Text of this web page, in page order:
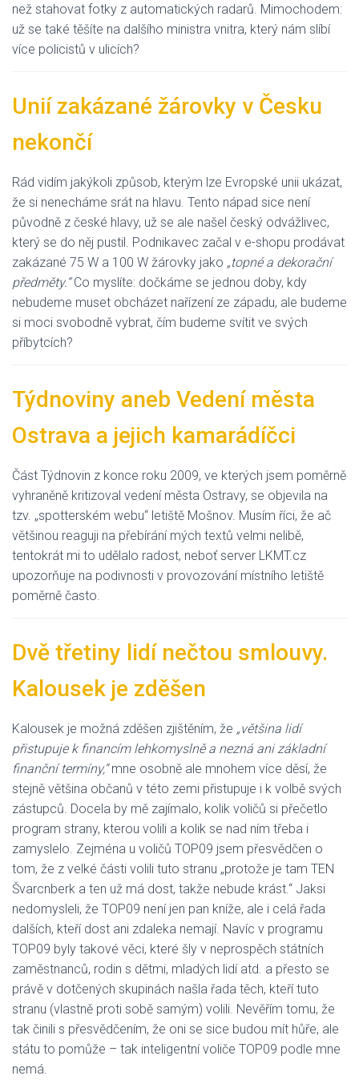
než stahovat fotky z automatických radarů. Mimochodem:
už se také těšíte na dalšího ministra vnitra, který nám slíbí
více policistů v ulicích?
Unií zakázané žárovky v Česku
nekončí
Rád vidím jakýkoli způsob, kterým lze Evropské unii ukázat,
že si nenecháme srát na hlavu. Tento nápad sice není
původně z české hlavy, už se ale našel český odvážlivec,
který se do něj pustil. Podnikavec začal v e-shopu prodávat
zakázané 75 W a 100 W žárovky jako „topné a dekorační
předměty.“Co myslíte: dočkáme se jednou doby, kdy
nebudeme muset obcházet nařízení ze západu, ale budeme
si moci svobodně vybrat, čím budeme svítit ve svých
příbytcích?
Týdnoviny aneb Vedení města
Ostrava a jejich kamarádíčci
Část Týdnovin z konce roku 2009, ve kterých jsem poměrně
vyhraněně kritizoval vedení města Ostravy, se objevila na
tzv. „spotterském webu“ letiště Mošnov. Musím říci, že ač
většinou reaguji na přebírání mých textů velmi nelibě,
tentokrát mi to udělalo radost, neboť server LKMT.cz
upozorňuje na podivnosti v provozování místního letiště
poměrně často.
Dvě třetiny lidí nečtou smlouvy.
Kalousek je zděšen
Kalousek je možná zděšen zjištěním, že „většina lidí
přistupuje k financím lehkomyslně a nezná ani základní
finanční termíny,“mne osobně ale mnohem více děsí, že
stejně většina občanů v této zemi přistupuje i k volbě svých
zástupců. Docela by mě zajímalo, kolik voličů si přečetlo
program strany, kterou volili a kolik se nad ním třeba i
zamyslelo. Zejména u voličů TOP09 jsem přesvědčen o
tom, že z velké části volili tuto stranu „protože je tam TEN
Švarcnberk a ten už má dost, takže nebude krást.“ Jaksi
nedomysleli, že TOP09 není jen pan kníže, ale i celá řada
dalších, kteří dost ani zdaleka nemají. Navíc v programu
TOP09 byly takové věci, které šly v neprospěch státních
zaměstnanců, rodin s dětmi, mladých lidí atd. a přesto se
právě v dotčených skupinách našla řada těch, kteří tuto
stranu (vlastně proti sobě samým) volili. Nevěřím tomu, že
tak činili s přesvědčením, že oni se sice budou mít hůře, ale
státu to pomůže – tak inteligentní voliče TOP09 podle mne
nemá.